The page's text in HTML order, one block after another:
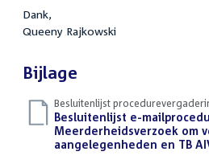
Dank,
Queeny Rajkowski
Bijlage
Besluitenlijst
Download
bestand:
Besluitenlijst e-
Meerderheidsverzoek om
aangelegenheden en TB